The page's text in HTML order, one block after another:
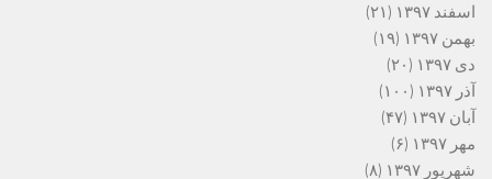
اسفند ۱۳۹۷
(۲۱)
بهمن ۱۳۹۷
(۱۹)
دی ۱۳۹۷
(۲۰)
آذر ۱۳۹۷
(۱۰۰)
آبان ۱۳۹۷
(۴۷)
مهر ۱۳۹۷
(۶)
شهریور ۱۳۹۷
(۸)